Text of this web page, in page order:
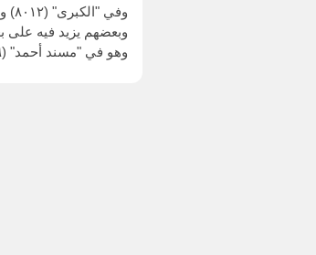
وفي "الكبرى" (٨٠١٢) و (٨٠١٤) و (٨٠١٥) من طرق عن عبد الله بن عمرو.
وبعضهم يزيد فيه على
وهو في "مسند أحمد" (٦٥١٦)، و"صحيح ابن حبان" (٧٥٦).